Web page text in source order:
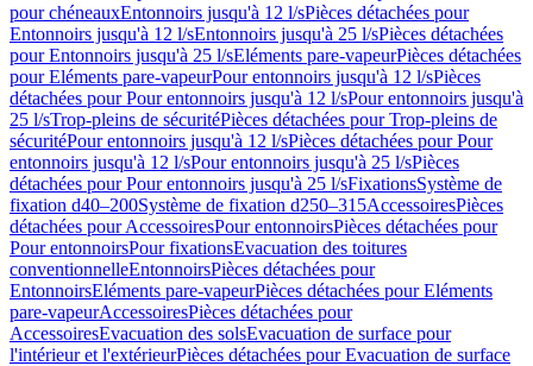
pour chéneauxEntonnoirs jusqu'à 12 l/sPièces détachées pour
Entonnoirs jusqu'à 12 l/sEntonnoirs jusqu'à 25 l/sPièces détachées
pour Entonnoirs jusqu'à 25 l/sEléments pare-vapeurPièces détachées
pour Eléments pare-vapeurPour entonnoirs jusqu'à 12 l/sPièces
détachées pour Pour entonnoirs jusqu'à 12 l/sPour entonnoirs jusqu'à
25 l/sTrop-pleins de sécuritéPièces détachées pour Trop-pleins de
sécuritéPour entonnoirs jusqu'à 12 l/sPièces détachées pour Pour
entonnoirs jusqu'à 12 l/sPour entonnoirs jusqu'à 25 l/sPièces
détachées pour Pour entonnoirs jusqu'à 25 l/sFixationsSystème de
fixation d40–200Système de fixation d250–315AccessoiresPièces
détachées pour AccessoiresPour entonnoirsPièces détachées pour
Pour entonnoirsPour fixationsEvacuation des toitures
conventionnelleEntonnoirsPièces détachées pour
EntonnoirsEléments pare-vapeurPièces détachées pour Eléments
pare-vapeurAccessoiresPièces détachées pour
AccessoiresEvacuation des solsEvacuation de surface pour
l'intérieur et l'extérieurPièces détachées pour Evacuation de surface